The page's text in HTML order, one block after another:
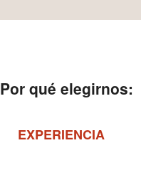
Por qué elegirnos:
EXPERIENCIA